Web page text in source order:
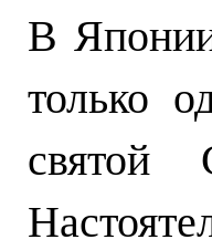
В
только
святой